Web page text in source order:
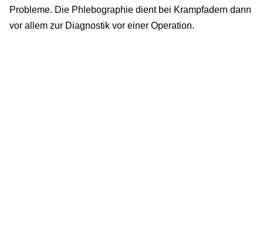
Probleme. Die Phlebographie dient bei Krampfadern dann
vor allem zur Diagnostik vor einer Operation.